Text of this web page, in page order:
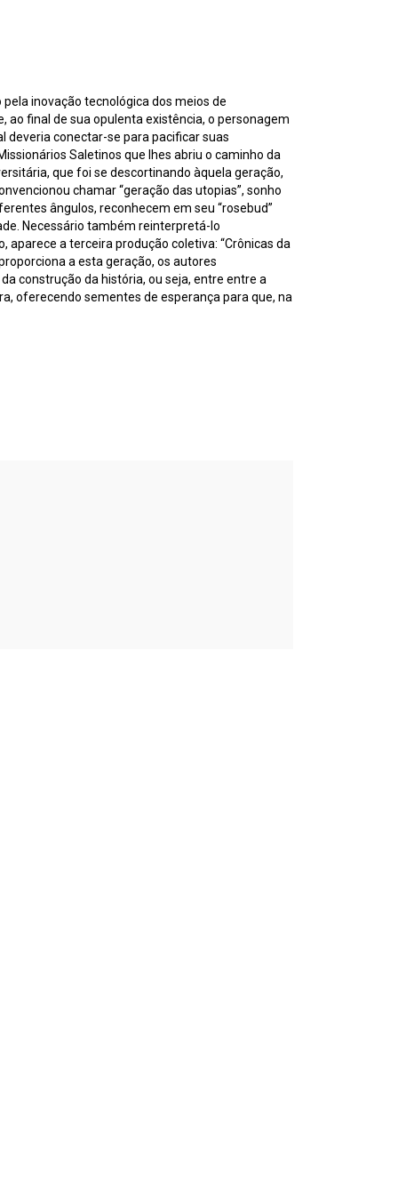
pela inovação tecnológica dos meios de
ao final de sua opulenta existência, o personagem
deveria conectar-se para pacificar suas
Saletinos que lhes abriu o caminho da
que foi se descortinando àquela geração,
chamar “geração das utopias”, sonho
ângulos, reconhecem em seu “rosebud”
Necessário também reinterpretá-lo
a terceira produção coletiva: “Crônicas da
a esta geração, os autores
construção da história, ou seja, entre entre a
oferecendo sementes de esperança para que, na